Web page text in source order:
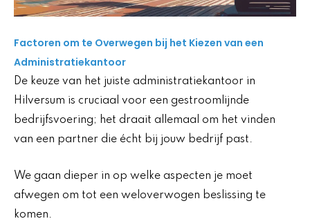
Factoren om te Overwegen bij het Kiezen van een
Administratiekantoor
De keuze van het juiste administratiekantoor in
Hilversum is cruciaal voor een gestroomlijnde
bedrijfsvoering; het draait allemaal om het vinden
van een partner die écht bij jouw bedrijf past.
We gaan dieper in op welke aspecten je moet
afwegen om tot een weloverwogen beslissing te
komen.